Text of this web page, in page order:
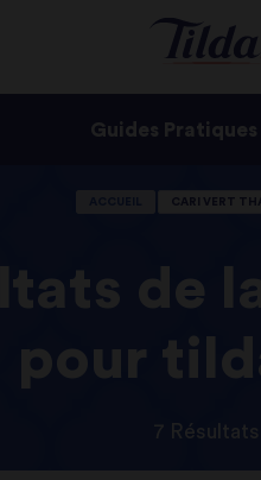
Guides Pratiques
CARI VERT
de
pour
7 Résultats